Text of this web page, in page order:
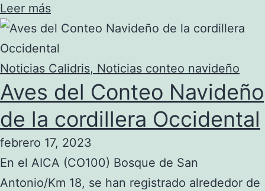
Leer más
Noticias Calidris, Noticias conteo navideño
Aves del Conteo Navideño
de la cordillera Occidental
febrero 17, 2023
En el AICA (CO100) Bosque de San
Antonio/Km 18, se han registrado alrededor de